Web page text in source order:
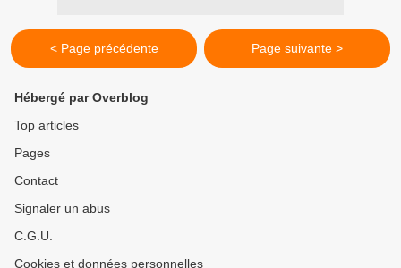
< Page précédente Page suivante >
Hébergé par Overblog
Top articles
Pages
Contact
Signaler un abus
C.G.U.
Cookies et données personnelles